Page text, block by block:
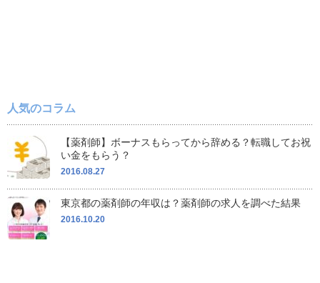
人気のコラム
【薬剤師】ボーナスもらってから辞める？転職してお祝
い金をもらう？
2016.08.27
東京都の薬剤師の年収は？薬剤師の求人を調べた結果
2016.10.20